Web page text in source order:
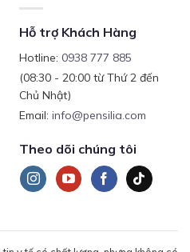
Hỗ trợ Khách Hàng
Hotline: 0938 777 885
(08:30 - 20:00 từ Thứ 2 đến
Chủ Nhật)
Email: info@pensilia.com
Theo dõi chúng tôi